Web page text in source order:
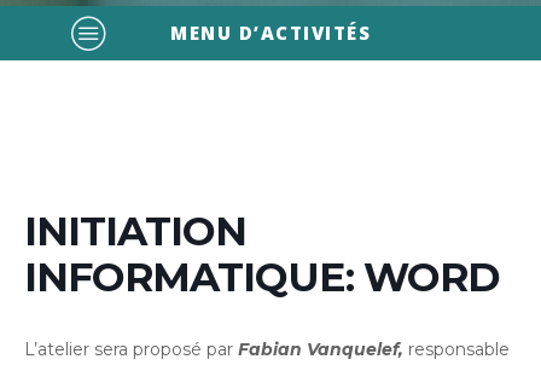
MENU D’ACTIVITÉS
INITIATION
INFORMATIQUE: WORD
L’atelier sera proposé par Fabian Vanquelef, responsable